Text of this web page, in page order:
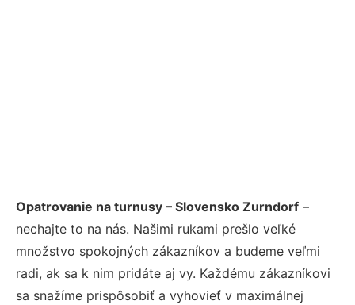
Opatrovanie na turnusy – Slovensko Zurndorf –
nechajte to na nás. Našimi rukami prešlo veľké
množstvo spokojných zákazníkov a budeme veľmi
radi, ak sa k nim pridáte aj vy. Každému zákazníkovi
sa snažíme prispôsobiť a vyhovieť v maximálnej